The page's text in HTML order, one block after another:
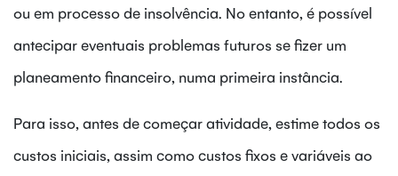
ou em processo de insolvência. No entanto, é possível
antecipar eventuais problemas futuros se fizer um
planeamento financeiro, numa primeira instância.
Para isso, antes de começar atividade, estime todos os
custos iniciais, assim como custos fixos e variáveis ao